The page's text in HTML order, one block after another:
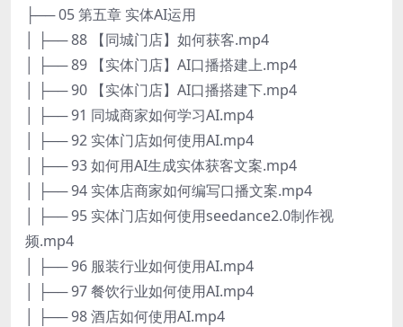
├── 05 第五章 实体AI运用
│ ├── 88 【同城门店】如何获客.mp4
│ ├── 89 【实体门店】AI口播搭建上.mp4
│ ├── 90 【实体门店】AI口播搭建下.mp4
│ ├── 91 同城商家如何学习AI.mp4
│ ├── 92 实体门店如何使用AI.mp4
│ ├── 93 如何用AI生成实体获客文案.mp4
│ ├── 94 实体店商家如何编写口播文案.mp4
│ ├── 95 实体门店如何使用seedance2.0制作视
频.mp4
│ ├── 96 服装行业如何使用AI.mp4
│ ├── 97 餐饮行业如何使用AI.mp4
│ ├── 98 酒店如何使用AI.mp4